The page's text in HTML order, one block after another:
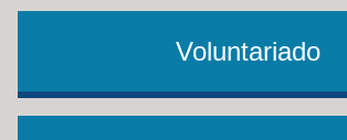
Voluntariado